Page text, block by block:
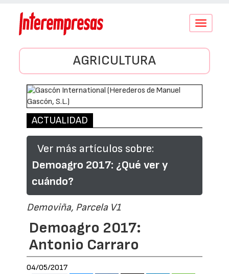
Conmutar
AGRICULTURA
ACTUALIDAD
Ver más artículos sobre:
Demoagro 2017: ¿Qué ver y
cuándo?
Demoviña, Parcela V1
Demoagro 2017:
Antonio Carraro
04/05/2017